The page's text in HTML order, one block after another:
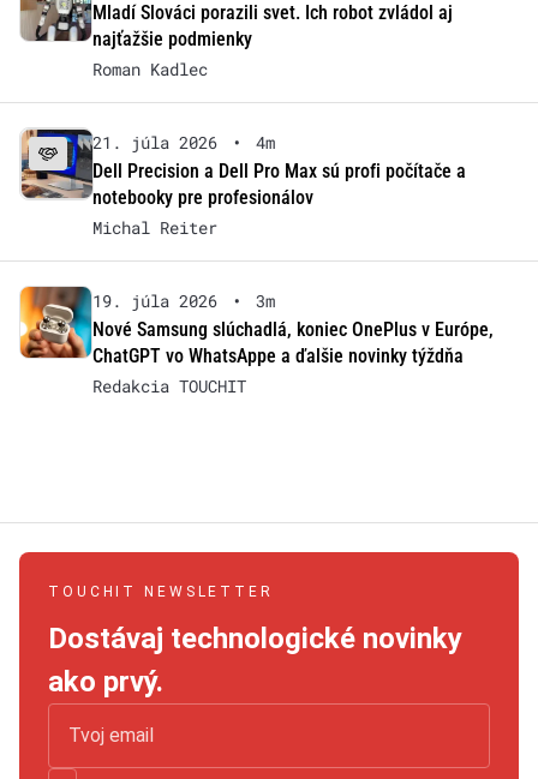
Mladí Slováci porazili svet. Ich robot zvládol aj
najťažšie podmienky
Roman Kadlec
21. júla 2026 •
4m
Dell Precision a Dell Pro Max sú profi počítače a
notebooky pre profesionálov
Michal Reiter
19. júla 2026 •
3m
Nové Samsung slúchadlá, koniec OnePlus v Európe,
ChatGPT vo WhatsAppe a ďalšie novinky týždňa
Redakcia TOUCHIT
TOUCHIT NEWSLETTER
Dostávaj technologické novinky
ako prvý.